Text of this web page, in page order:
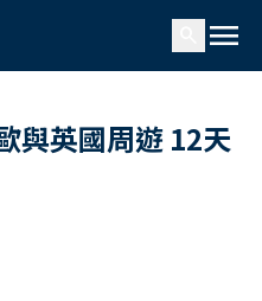
menu
與英國周遊 12天